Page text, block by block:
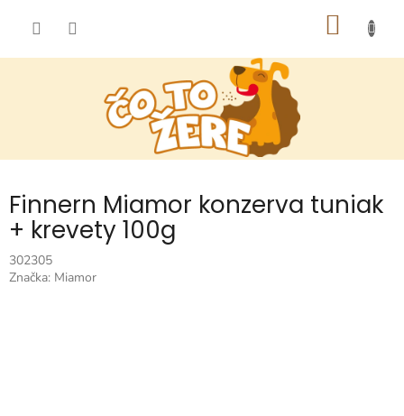
Finnern Miamor konzerva tuniak
+ krevety 100g
302305
Značka: Miamor